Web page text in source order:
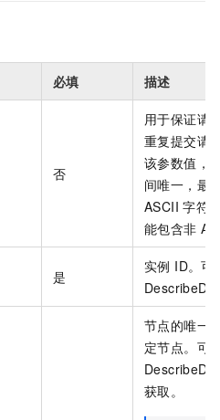
必填 描述
否
用于保证请
重复提交请
该参数值，
间唯一，最
ASCII 字符
能包含非
是
实例 ID。可
节点的唯一
定节点。可
获取。